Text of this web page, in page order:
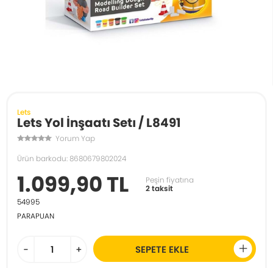
Lets
Lets Yol İnşaatı Setı / L8491
Yorum Yap
Ürün barkodu: 8680679802024
1.099,90 TL
Peşin fiyatına
2 taksit
54995
PARAPUAN
- + SEPETE EKLE